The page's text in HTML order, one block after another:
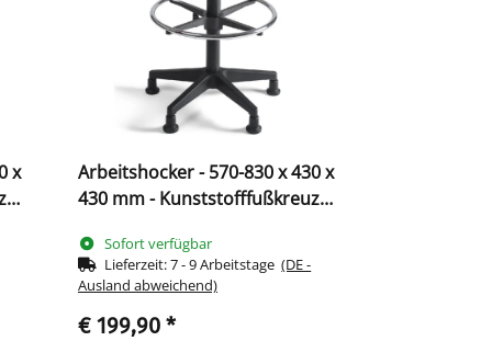
x
Arbeitshocker - 570-830 x 430 x
430 mm - Kunststofffußkreuz
Sofort verfügbar
Lieferzeit:7 - 9 Arbeitstage(DE -
Ausland abweichend)
€ 199,90 *